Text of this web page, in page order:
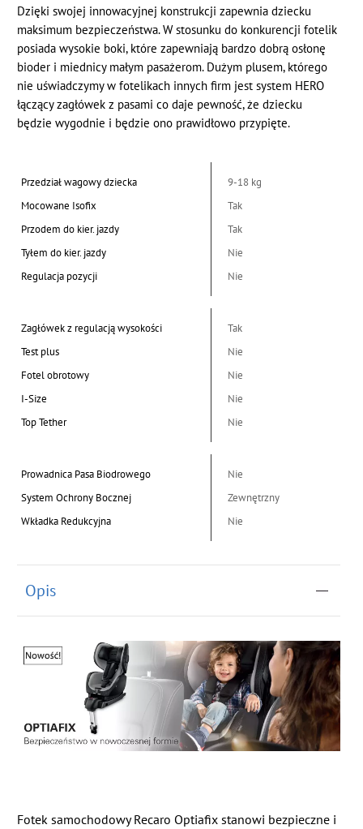
Dzięki swojej innowacyjnej konstrukcji zapewnia dziecku
maksimum bezpieczeństwa. W stosunku do konkurencji fotelik
posiada wysokie boki, które zapewniają bardzo dobrą osłonę
bioder i miednicy małym pasażerom. Dużym plusem, którego
nie uświadczymy w fotelikach innych firm jest system HERO
łączący zagłówek z pasami co daje pewność, że dziecku
będzie wygodnie i będzie ono prawidłowo przypięte.
Przedział wagowy dziecka
9-18 kg
Mocowane Isofix
Tak
Przodem do kier. jazdy
Tak
Tyłem do kier. jazdy
Nie
Regulacja pozycji
Nie
Zagłówek z regulacją wysokości
Tak
Test plus
Nie
Fotel obrotowy
Nie
I-Size
Nie
Top Tether
Nie
Prowadnica Pasa Biodrowego
Nie
System Ochrony Bocznej
Zewnętrzny
Wkładka Redukcyjna
Nie
Opis
Fotek samochodowy Recaro Optiafix stanowi bezpieczne i